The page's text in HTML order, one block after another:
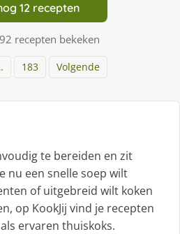
12 recepten
recepten bekeken
183 Volgende
te bereiden en zit
nu een snelle soep wilt
of uitgebreid wilt koken
op KookJij vind je recepten
ervaren thuiskoks.